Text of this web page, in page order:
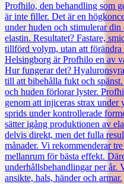
Profhilo, den behandling som
är inte filler. Det är en
under huden och stimulerar
elastin. Resultatet? Fastare,
tillförd volym, utan att
Helsingborg är Profhilo en av
Hur fungerar det?
till att bibehålla fukt och
och huden förlorar lyster.
genom att injiceras strax under
sprids under kontrollerade
sätter igång produktionen av
delvis direkt, men det fulla
månader. Vi rekommenderar
mellanrum för bästa effekt.
underhållsbehandlingar per år.
ansikte, hals, händer och armar.